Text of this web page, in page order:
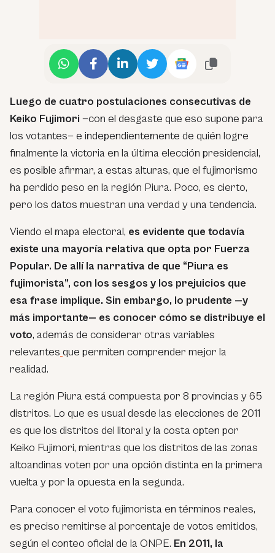
Luego de cuatro postulaciones consecutivas de
Keiko Fujimori —con el desgaste que eso supone para
los votantes— e independientemente de quién logre
finalmente la victoria en la última elección presidencial,
es posible afirmar, a estas alturas, que el fujimorismo
ha perdido peso en la región Piura. Poco, es cierto,
pero los datos muestran una verdad y una tendencia.
Viendo el mapa electoral, es evidente que todavía
existe una mayoría relativa que opta por Fuerza
Popular. De allí la narrativa de que “Piura es
fujimorista”, con los sesgos y los prejuicios que
esa frase implique. Sin embargo, lo prudente —y
más importante— es conocer cómo se distribuye el
voto, además de considerar otras variables
relevantes que permiten comprender mejor la
realidad.
La región Piura está compuesta por 8 provincias y 65
distritos. Lo que es usual desde las elecciones de 2011
es que los distritos del litoral y la costa opten por
Keiko Fujimori, mientras que los distritos de las zonas
altoandinas voten por una opción distinta en la primera
vuelta y por la opuesta en la segunda.
Para conocer el voto fujimorista en términos reales,
es preciso remitirse al porcentaje de votos emitidos,
según el conteo oficial de la ONPE. En 2011, la